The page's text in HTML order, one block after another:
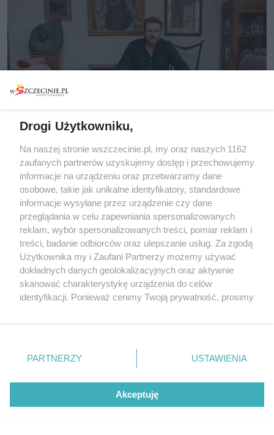
[12/21]
AUTOR ZDJĘCIA: Wojciech Bigus
Drogi Użytkowniku,
Na naszej stronie wszczecinie.pl, my oraz naszych 1162
zaufanych partnerów uzyskujemy dostęp i przechowujemy
informacje na urządzeniu oraz przetwarzamy dane
osobowe, takie jak unikalne identyfikatory, standardowe
informacje wysyłane przez urządzenie czy dane
przeglądania w celu zapewniania spersonalizowanych
reklam, wybór spersonalizowanych treści, pomiar reklam i
treści, badanie odbiorców oraz ulepszanie usług. Za zgodą
Użytkownika my i Zaufani Partnerzy możemy używać
dokładnych danych geolokalizacyjnych oraz aktywnie
skanować charakterystykę urządzenia do celów
identyfikacji. Ponieważ cenimy Twoją prywatność, prosimy
prywatności znajdujący się w lewym dolnym rogu strony
. Niektóre rodzaje przetwarzania danych nie wymagają
takiemu przetwarzaniu. Preferencje będą miały
zastosowania tylko na tej witrynie.
PARTNERZY USTAWIENIA
Akceptuję